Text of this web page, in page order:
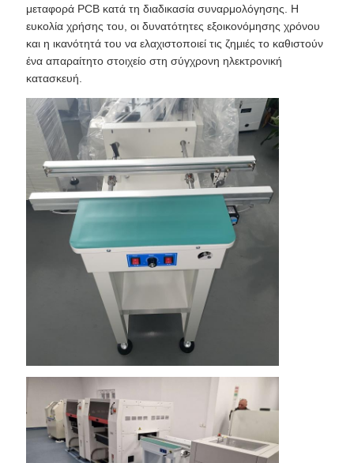
μεταφορά PCB κατά τη διαδικασία συναρμολόγησης. Η
ευκολία χρήσης του, οι δυνατότητες εξοικονόμησης χρόνου
και η ικανότητά του να ελαχιστοποιεί τις ζημιές το καθιστούν
ένα απαραίτητο στοιχείο στη σύγχρονη ηλεκτρονική
κατασκευή.